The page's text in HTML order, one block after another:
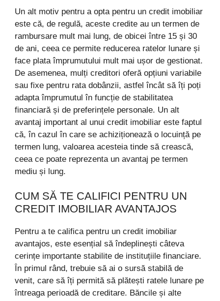
Un alt motiv pentru a opta pentru un credit imobiliar
este că, de regulă, aceste credite au un termen de
rambursare mult mai lung, de obicei între 15 și 30
de ani, ceea ce permite reducerea ratelor lunare și
face plata împrumutului mult mai ușor de gestionat.
De asemenea, mulți creditori oferă opțiuni variabile
sau fixe pentru rata dobânzii, astfel încât să îți poți
adapta împrumutul în funcție de stabilitatea
financiară și de preferințele personale. Un alt
avantaj important al unui credit imobiliar este faptul
că, în cazul în care se achiziționează o locuință pe
termen lung, valoarea acesteia tinde să crească,
ceea ce poate reprezenta un avantaj pe termen
mediu și lung.
CUM SĂ TE CALIFICI PENTRU UN
CREDIT IMOBILIAR AVANTAJOS
Pentru a te califica pentru un credit imobiliar
avantajos, este esențial să îndeplinești câteva
cerințe importante stabilite de instituțiile financiare.
În primul rând, trebuie să ai o sursă stabilă de
venit, care să îți permită să plătești ratele lunare pe
întreaga perioadă de creditare. Băncile și alte